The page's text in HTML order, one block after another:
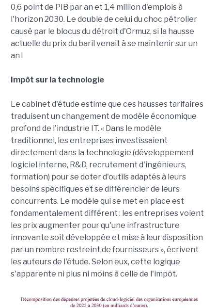
0,6 point de PIB par an et 1,4 million d'emplois à
l'horizon 2030. Le double de celui du choc pétrolier
causé par le blocus du détroit d'Ormuz, si la hausse
actuelle du prix du baril venait à se maintenir sur un
an !
Impôt sur la technologie
Le cabinet d'étude estime que ces hausses tarifaires
traduisent un changement de modèle économique
profond de l'industrie IT. « Dans le modèle
traditionnel, les entreprises investissaient
directement dans la technologie (développement
logiciel interne, R&D, recrutement d'ingénieurs,
formation) pour se doter d'outils adaptés à leurs
besoins spécifiques et se différencier de leurs
concurrents. Le modèle qui se met en place est
fondamentalement différent : les entreprises voient
les prix augmenter pour qu'une infrastructure
innovante soit développée et mise à leur disposition
par un nombre restreint de fournisseurs », écrivent
les auteurs de l'étude. Selon eux, cette logique
s'apparente ni plus ni moins à celle de l'impôt.